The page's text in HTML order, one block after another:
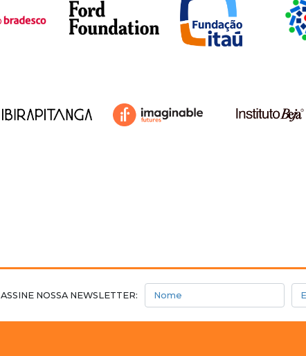
ASSINE NOSSA NEWSLETTER:Nome E-mail